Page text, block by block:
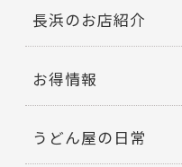
長浜のお店紹介
お得情報
うどん屋の日常